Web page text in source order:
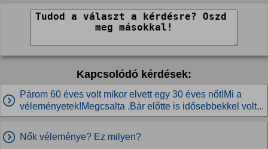
Kapcsolódó kérdések:
Párom 60 éves volt mikor elvett egy 30 éves nőt!Mi a
véleményetek!Megcsalta .Bár előtte is idősebbekkel volt...
Nők véleménye? Ez milyen?